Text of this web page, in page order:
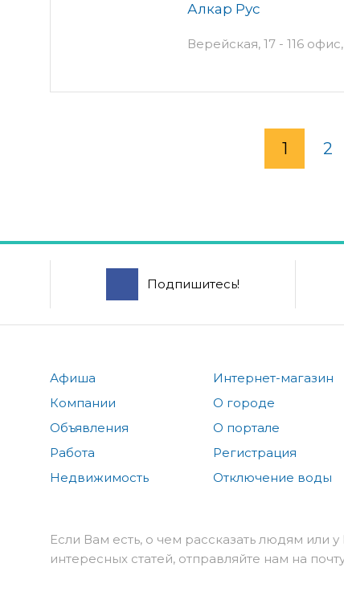
Алкар Рус
Верейская, 17 - 116
1 2
Подпишитесь!
Афиша
Компании
Объявления
Работа
Недвижимость
Интернет-магазин
О городе
О портале
Регистрация
Отключение воды
Если Вам есть, о чем рассказать людям или у
интересных статей, отправляйте нам на